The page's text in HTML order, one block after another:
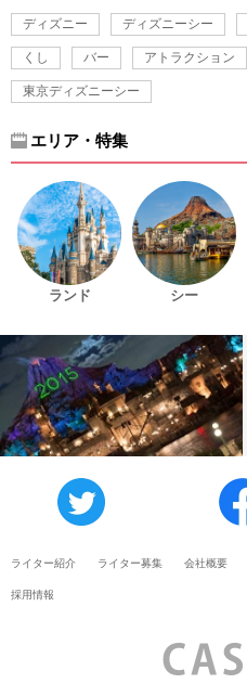
ディズニー ディズニーシー
くし バー アトラクション
東京ディズニーシー
エリア・特集
ランド シー
ライター紹介 ライター募集 会社概要
採用情報